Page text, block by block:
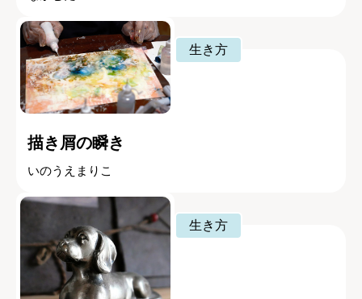
生き方
描き屑の瞬き
いのうえまりこ
生き方